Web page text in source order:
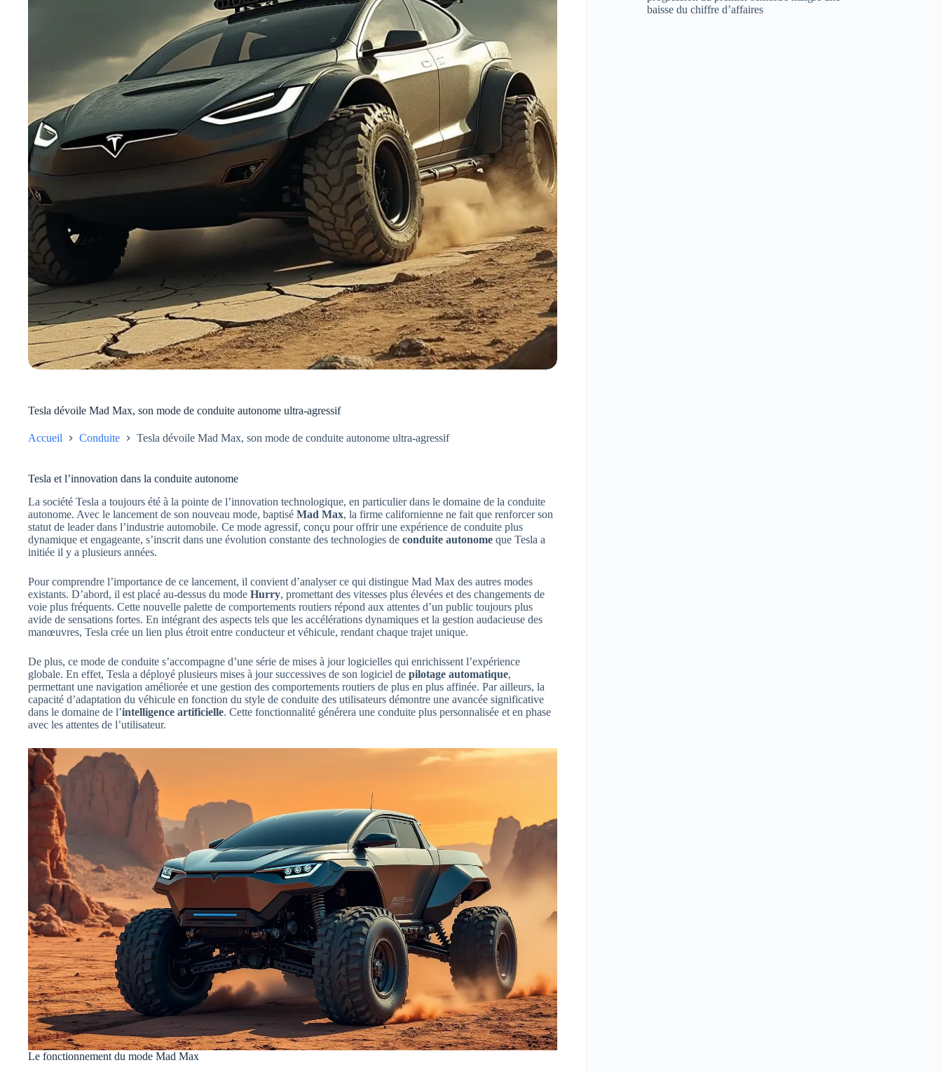
Tesla dévoile Mad Max, son mode de conduite autonome ultra-agressif
Accueil Conduite Tesla dévoile Mad Max, son mode de conduite autonome ultra-agressif
Tesla et l’innovation dans la conduite autonome
La société Tesla a toujours été à la pointe de l’innovation technologique, en particulier dans le domaine de la conduite
autonome. Avec le lancement de son nouveau mode, baptisé Mad Max, la firme californienne ne fait que renforcer son
statut de leader dans l’industrie automobile. Ce mode agressif, conçu pour offrir une expérience de conduite plus
dynamique et engageante, s’inscrit dans une évolution constante des technologies de conduite autonome que Tesla a
initiée il y a plusieurs années.
Pour comprendre l’importance de ce lancement, il convient d’analyser ce qui distingue Mad Max des autres modes
existants. D’abord, il est placé au-dessus du mode Hurry, promettant des vitesses plus élevées et des changements de
voie plus fréquents. Cette nouvelle palette de comportements routiers répond aux attentes d’un public toujours plus
avide de sensations fortes. En intégrant des aspects tels que les accélérations dynamiques et la gestion audacieuse des
manœuvres, Tesla crée un lien plus étroit entre conducteur et véhicule, rendant chaque trajet unique.
De plus, ce mode de conduite s’accompagne d’une série de mises à jour logicielles qui enrichissent l’expérience
globale. En effet, Tesla a déployé plusieurs mises à jour successives de son logiciel de pilotage automatique,
permettant une navigation améliorée et une gestion des comportements routiers de plus en plus affinée. Par ailleurs, la
capacité d’adaptation du véhicule en fonction du style de conduite des utilisateurs démontre une avancée significative
dans le domaine de l’intelligence artificielle. Cette fonctionnalité générera une conduite plus personnalisée et en phase
avec les attentes de l’utilisateur.
Le fonctionnement du mode Mad Max
baisse du chiffre d’affaires